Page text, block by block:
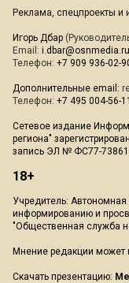
Реклама, спецпроекты и
Игорь Дбар
Email: i.dbar@osnmedia.ru
Телефон: +7 909 936-02-
Дополнительные email:
Телефон: +7 495 004-56-11
Сетевое издание
региона"
запись ЭЛ № ФС77-
18+
Учредитель:
информированию и
"Общественная служба
Мнение редакции может
Скачать презентацию: